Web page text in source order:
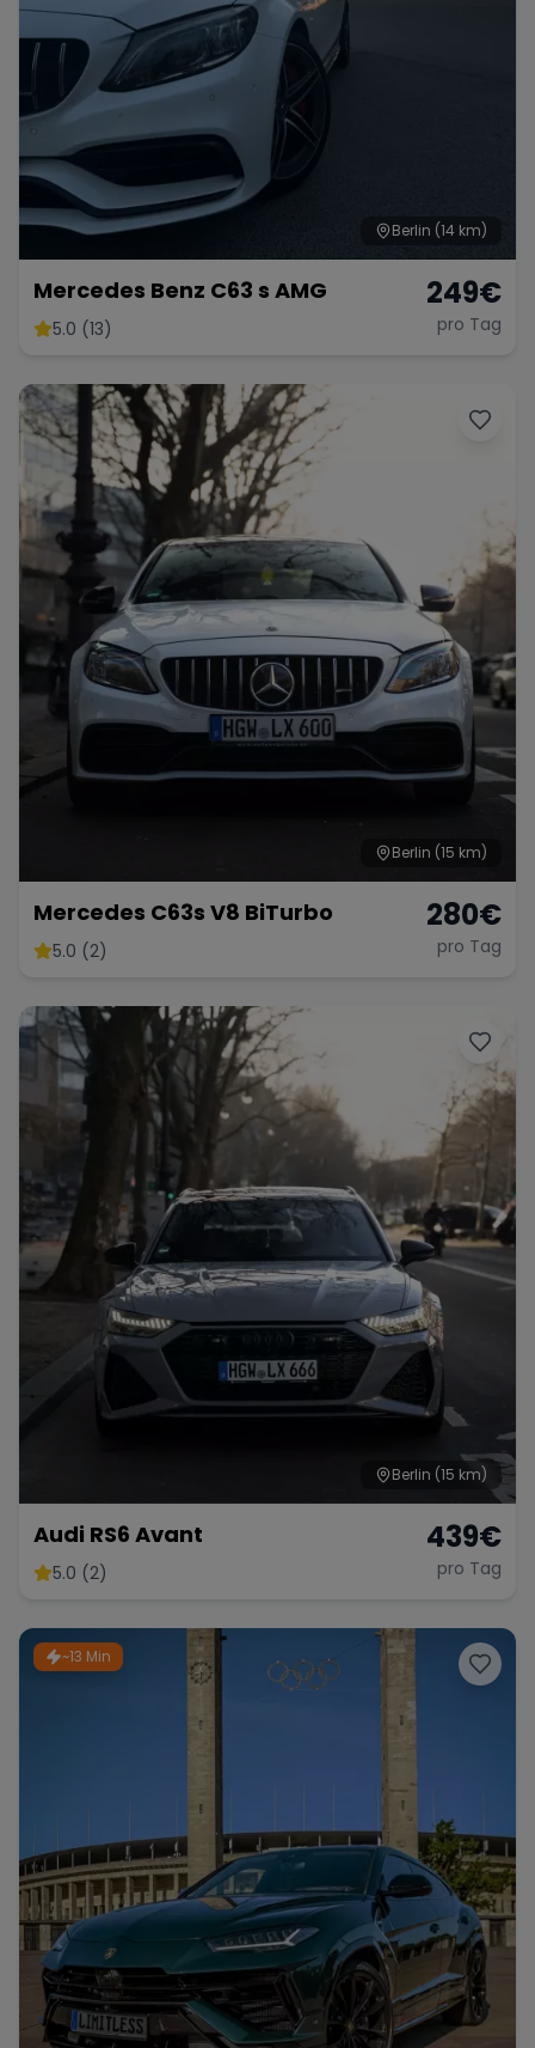
Berlin (14 km)
Mercedes Benz C63 s AMG
5.0 (13)
249€
pro Tag
Berlin (15 km)
Mercedes C63s V8 BiTurbo
5.0 (2)
280€
pro Tag
Berlin (15 km)
Audi RS6 Avant
5.0 (2)
439€
pro Tag
~13 Min